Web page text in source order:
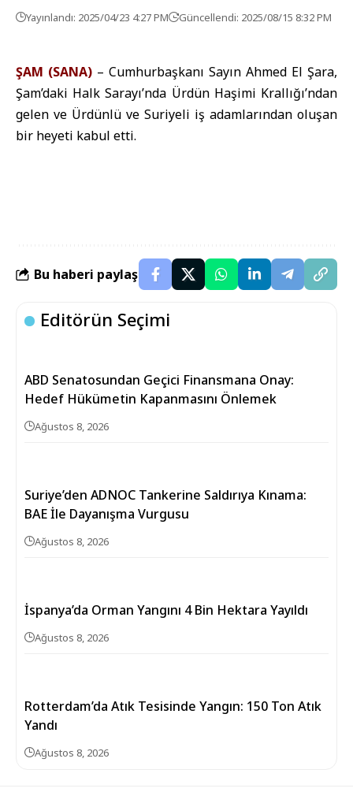
Yayınlandı: 2025/04/23 4:27 PM Güncellendi: 2025/08/15 8:32 PM
ŞAM (SANA) – Cumhurbaşkanı Sayın Ahmed El Şara,
Şam’daki Halk Sarayı’nda Ürdün Haşimi Krallığı’ndan
gelen ve Ürdünlü ve Suriyeli iş adamlarından oluşan
bir heyeti kabul etti.
Bu haberi paylaş
Editörün Seçimi
ABD Senatosundan Geçici Finansmana Onay:
Hedef Hükümetin Kapanmasını Önlemek
Ağustos 8, 2026
Suriye’den ADNOC Tankerine Saldırıya Kınama:
BAE İle Dayanışma Vurgusu
Ağustos 8, 2026
İspanya’da Orman Yangını 4 Bin Hektara Yayıldı
Ağustos 8, 2026
Rotterdam’da Atık Tesisinde Yangın: 150 Ton Atık
Yandı
Ağustos 8, 2026